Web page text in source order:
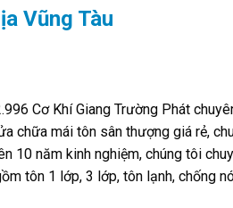
Vũng Tàu
Cơ Khí Giang Trường Phát
chữa mái tôn sân thượng giá rẻ,
10 năm kinh nghiệm, chúng tôi
tôn 1 lớp, 3 lớp, tôn lạnh, chống